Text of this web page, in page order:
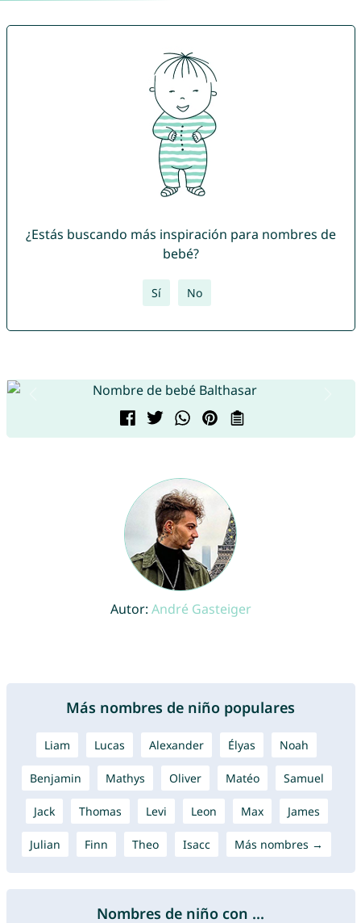
¿Estás buscando más inspiración para nombres de
bebé?
Sí No
Autor: André Gasteiger
Más nombres de niño populares
Liam Lucas Alexander Élyas Noah
Benjamin Mathys Oliver Matéo Samuel
Jack Thomas Levi Leon Max James
Julian Finn Theo Isacc Más nombres →
Nombres de niño con ...